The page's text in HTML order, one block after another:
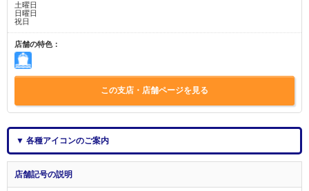
土曜日
日曜日
祝日
店舗の特色：
この支店・店舗ページを見る
▼ 各種アイコンのご案内
店舗記号の説明